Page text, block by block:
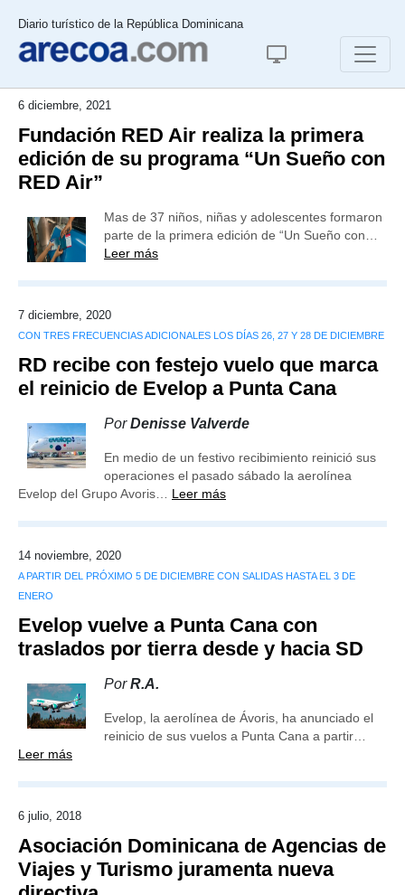
Diario turístico de la República Dominicana
6 diciembre, 2021
Fundación RED Air realiza la primera
edición de su programa “Un Sueño con
RED Air”
Mas de 37 niños, niñas y adolescentes formaron
parte de la primera edición de “Un Sueño con…
Leer más
7 diciembre, 2020
CON TRES FRECUENCIAS ADICIONALES LOS DÍAS 26, 27 Y 28 DE DICIEMBRE
RD recibe con festejo vuelo que marca
el reinicio de Evelop a Punta Cana
PorDenisse Valverde
En medio de un festivo recibimiento reinició sus
operaciones el pasado sábado la aerolínea
Evelop del Grupo Avoris… Leer más
14 noviembre, 2020
A PARTIR DEL PRÓXIMO 5 DE DICIEMBRE CON SALIDAS HASTA EL 3 DE
ENERO
Evelop vuelve a Punta Cana con
traslados por tierra desde y hacia SD
PorR.A.
Evelop, la aerolínea de Ávoris, ha anunciado el
reinicio de sus vuelos a Punta Cana a partir…
Leer más
6 julio, 2018
Asociación Dominicana de Agencias de
Viajes y Turismo juramenta nueva